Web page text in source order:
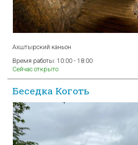
Ахштырский каньон
Время работы: 10:00 - 18:00
Сейчас открыто
Беседка Коготь